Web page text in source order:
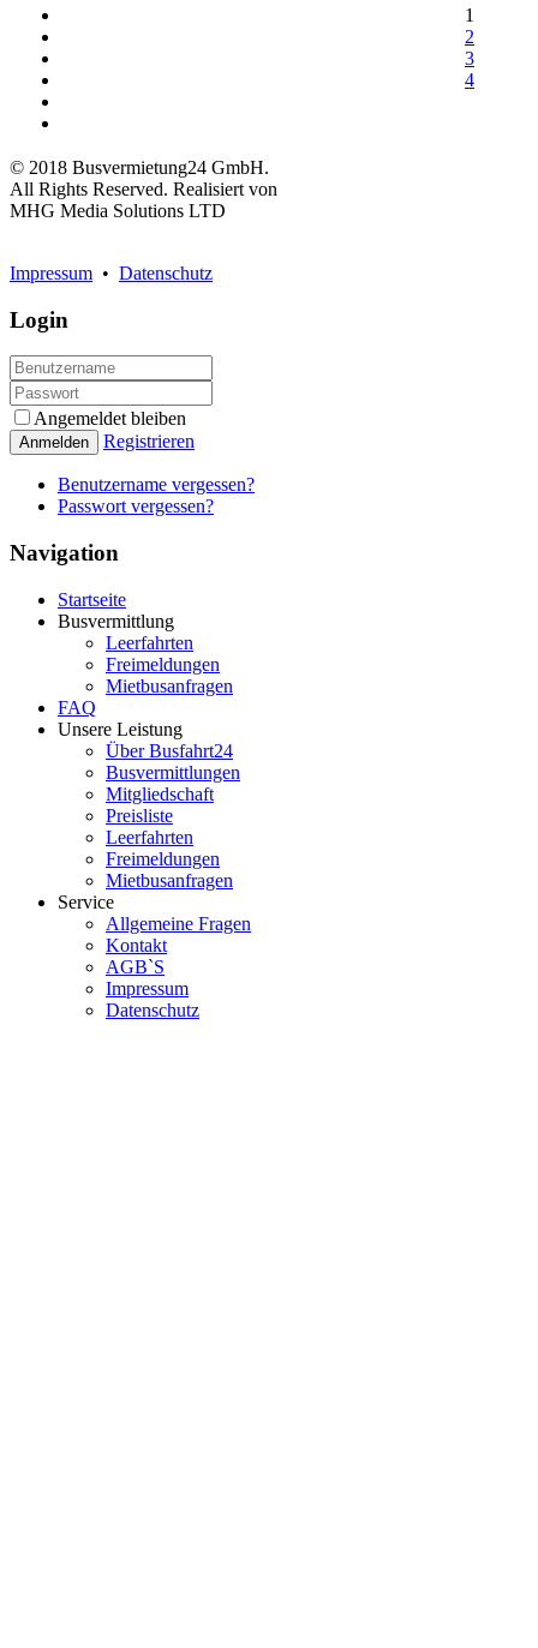
1
2
3
4
© 2018 Busvermietung24 GmbH.
All Rights Reserved. Realisiert von
MHG Media Solutions LTD
Impressum • Datenschutz
Login
Angemeldet bleiben
Anmelden Registrieren
Benutzername vergessen?
Passwort vergessen?
Navigation
Startseite
Busvermittlung
Leerfahrten
Freimeldungen
Mietbusanfragen
FAQ
Unsere Leistung
Über Busfahrt24
Busvermittlungen
Mitgliedschaft
Preisliste
Leerfahrten
Freimeldungen
Mietbusanfragen
Service
Allgemeine Fragen
Kontakt
AGB`S
Impressum
Datenschutz